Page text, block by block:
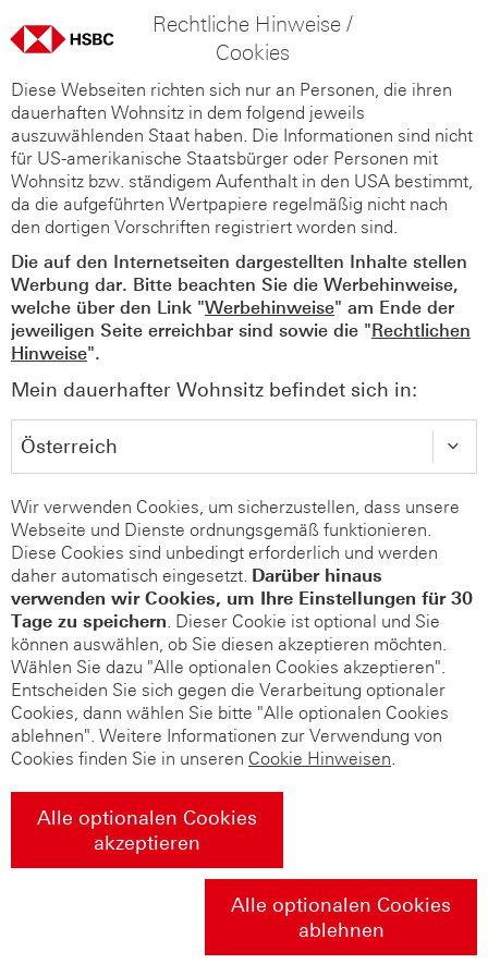
Rechtliche Hinweise /
Cookies
Diese Webseiten richten sich nur an Personen, die ihren
dauerhaften Wohnsitz in dem folgend jeweils
auszuwählenden Staat haben. Die Informationen sind nicht
für US-amerikanische Staatsbürger oder Personen mit
Wohnsitz bzw. ständigem Aufenthalt in den USA bestimmt,
da die aufgeführten Wertpapiere regelmäßig nicht nach
den dortigen Vorschriften registriert worden sind.
Die auf den Internetseiten dargestellten Inhalte stellen
Werbung dar. Bitte beachten Sie die Werbehinweise,
welche über den Link "Werbehinweise" am Ende der
jeweiligen Seite erreichbar sind sowie die "Rechtlichen
Hinweise".
Mein dauerhafter Wohnsitz befindet sich in:
Wir verwenden Cookies, um sicherzustellen, dass unsere
Webseite und Dienste ordnungsgemäß funktionieren.
Diese Cookies sind unbedingt erforderlich und werden
daher automatisch eingesetzt. Darüber hinaus
verwenden wir Cookies, um Ihre Einstellungen für 30
Tage zu speichern. Dieser Cookie ist optional und Sie
können auswählen, ob Sie diesen akzeptieren möchten.
Wählen Sie dazu "Alle optionalen Cookies akzeptieren".
Entscheiden Sie sich gegen die Verarbeitung optionaler
Cookies, dann wählen Sie bitte "Alle optionalen Cookies
ablehnen". Weitere Informationen zur Verwendung von
Cookies finden Sie in unseren Cookie Hinweisen.
Alle optionalen Cookies
akzeptieren
Alle optionalen Cookies
ablehnen